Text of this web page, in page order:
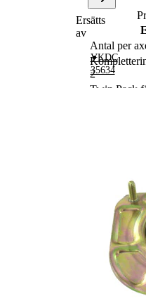
Ersätts
av
VKDC
35634
Antal per
2
Twin Pack